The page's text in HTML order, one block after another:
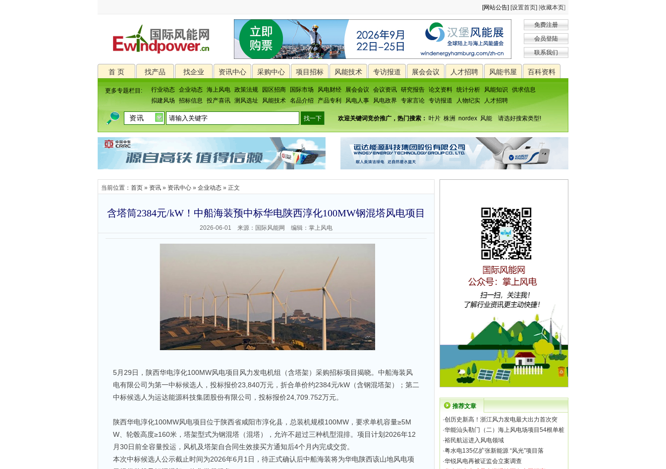
[网站公告] [设置首页] [收藏本页]
免费注册
会员登陆
联系我们
首 页 找产品 找企业 资讯中心 采购中心 项目招标 风能技术 专访报道 展会会议 人才招聘 风能书屋 百科资料
更多专题栏目: 行业动态 企业动态 海上风电 政策法规 园区招商 国际市场 风电财经 展会会议 会议资讯 研究报告 论文资料 统计分析 风能知识
供求信息
拟建风场
招标信息 投产喜讯 测风选址 风能技术 名品介绍 产品专利 风电人事 风电政界 专家言论 专访报道 人物纪实 人才招聘
欢迎关键词竞价推广，热门搜索： 叶片 株洲 nordex 风能 请选好搜索类型!
当前位置： 首页 » 资讯 » 资讯中心 » 企业动态 » 正文
含塔筒2384元/kW！中船海装预中标华电陕西淳化100MW钢混塔风电项目
2026-06-01 来源：国际风能网 编辑：掌上风电
5月29日，陕西华电淳化100MW风电项目风力发电机组（含塔架）采购招标项目揭晓。中船海装风
电有限公司为第一中标候选人，投标报价23,840万元，折合单价约2384元/kW（含钢混塔架）；第二
中标候选人为运达能源科技集团股份有限公司，投标报价24,709.752万元。
陕西华电淳化100MW风电项目位于陕西省咸阳市淳化县，总装机规模100MW，要求单机容量≥5M
W、轮毂高度≥160米，塔架型式为钢混塔（混塔），允许不超过三种机型混排。项目计划2026年12
月30日前全容量投运，风机及塔架自合同生效接买方通知后4个月内完成交货。
本次中标候选人公示截止时间为2026年6月1日，待正式确认后中船海装将为华电陕西该山地风电项
推荐文章
·创历史新高！浙江风力发电最大出力首次突
·华能汕头勒门（二）海上风电场项目54根单桩
·裕民航运进入风电领域
·粤水电135亿扩张新能源 “风光”项目落
·华锐风电再被证监会立案调查